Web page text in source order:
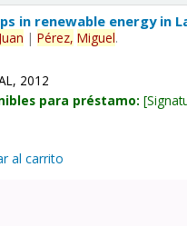
in renewable energy in
Juan |Pérez, Miguel.
2012
para préstamo:
al carrito